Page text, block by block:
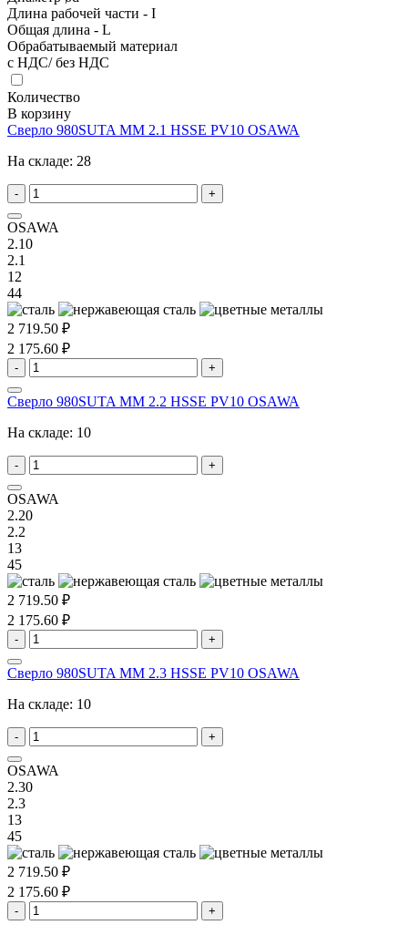
Длина рабочей части - I
Общая длина - L
Обрабатываемый материал
с НДС/ без НДС
Количество
В корзину
Сверло 980SUTA MM 2.1 HSSE PV10 OSAWA
На складе: 28
- +
OSAWA
2.10
2.1
12
44
2 719.50 ₽
2 175.60 ₽
- +
Сверло 980SUTA MM 2.2 HSSE PV10 OSAWA
На складе: 10
- +
OSAWA
2.20
2.2
13
45
2 719.50 ₽
2 175.60 ₽
- +
Сверло 980SUTA MM 2.3 HSSE PV10 OSAWA
На складе: 10
- +
OSAWA
2.30
2.3
13
45
2 719.50 ₽
2 175.60 ₽
- +